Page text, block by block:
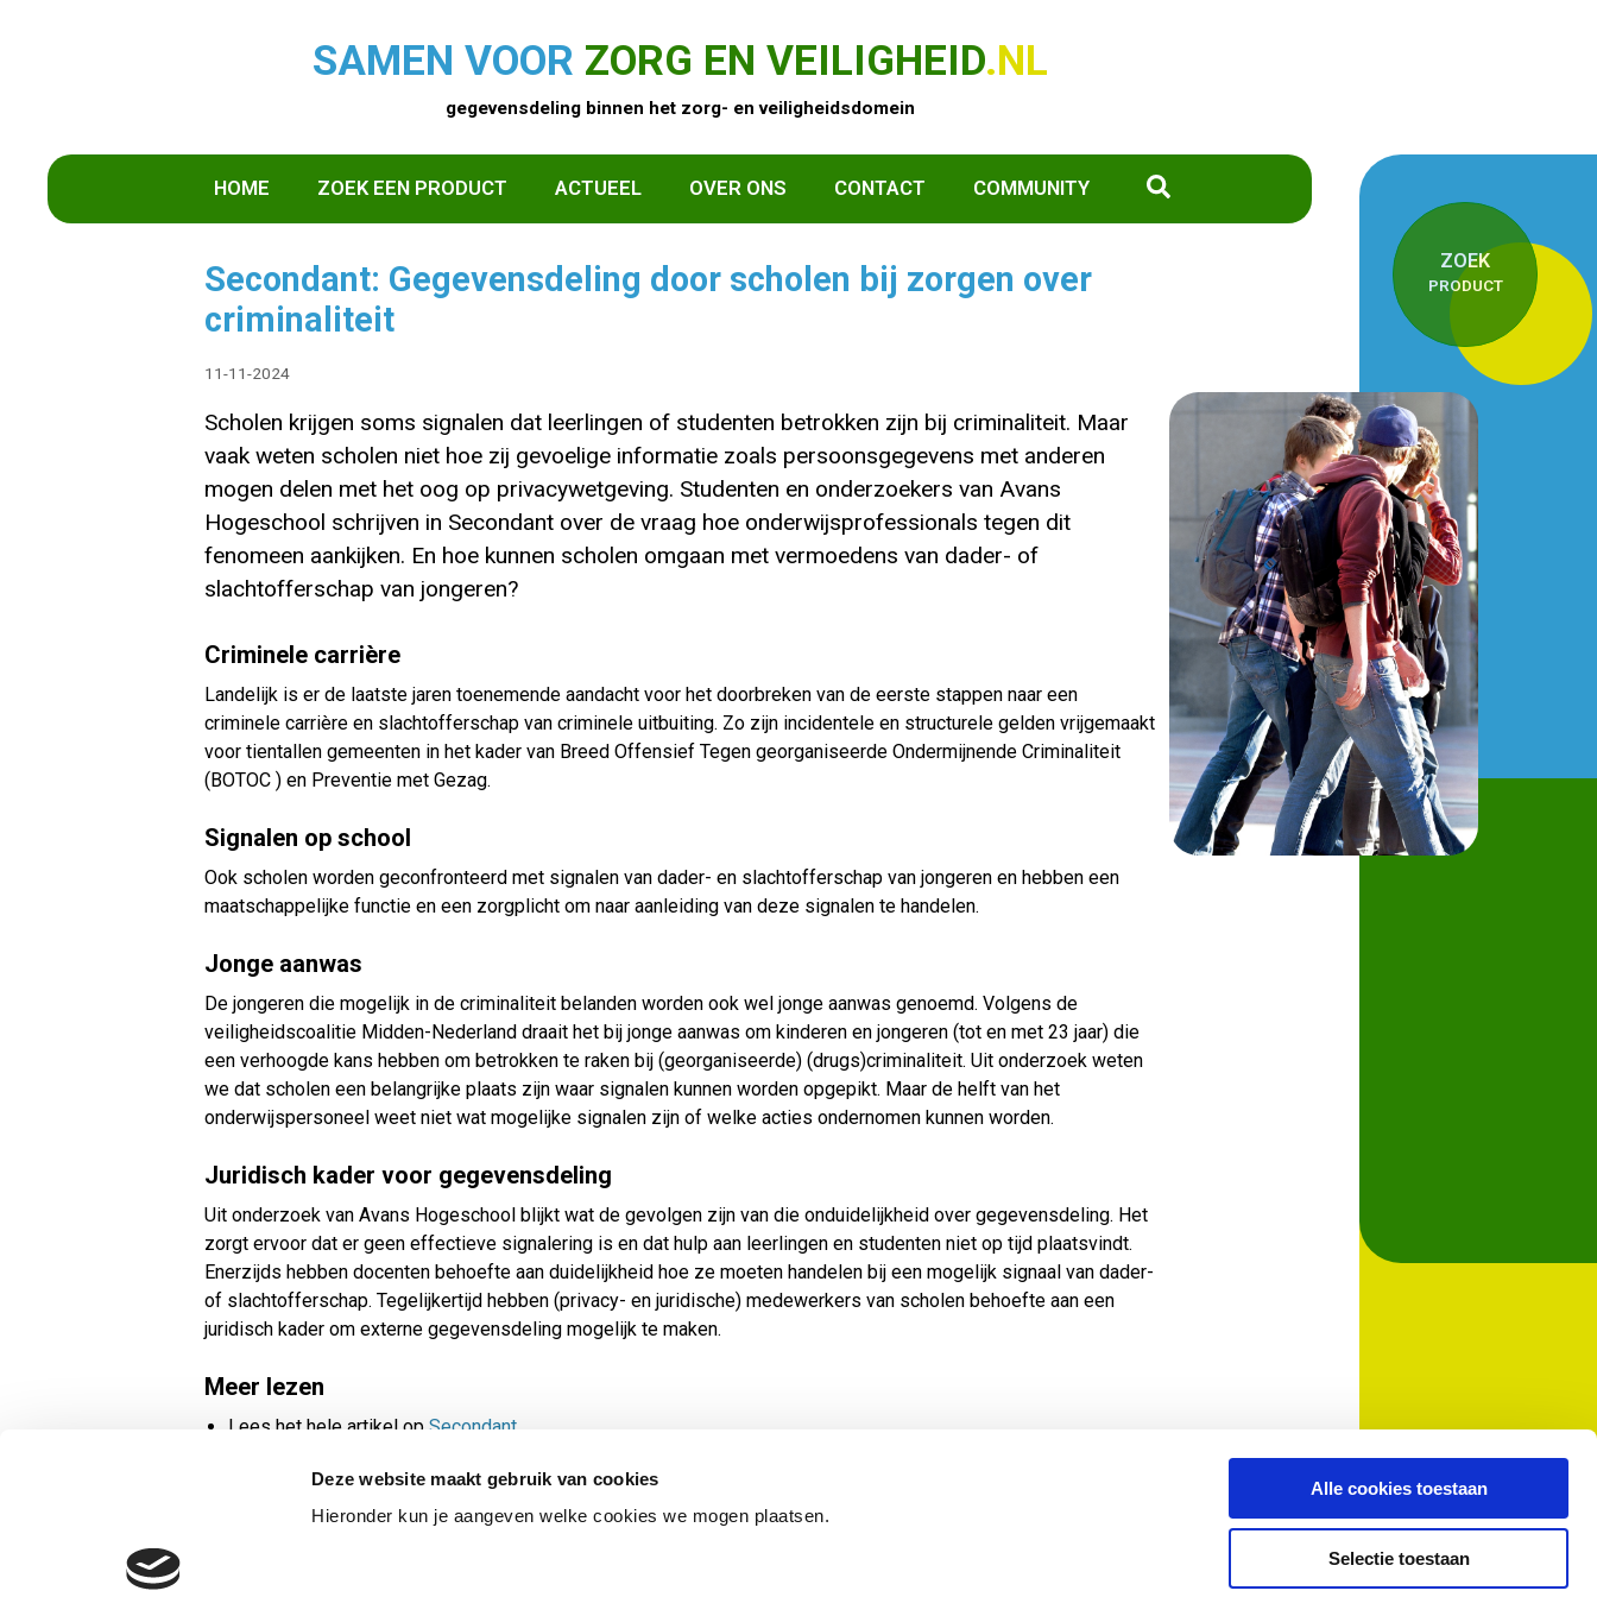
Deze website maakt gebruik van cookies
Hieronder kun je aangeven welke cookies we mogen plaatsen.
Alle cookies toestaan
Selectie toestaan
SAMEN VOOR ZORG EN VEILIGHEID.NL
gegevensdeling binnen het zorg- en veiligheidsdomein
HOME ZOEK EEN PRODUCT ACTUEEL OVER ONS CONTACT COMMUNITY
Secondant: Gegevensdeling door scholen bij zorgen over
criminaliteit
11-11-2024
Scholen krijgen soms signalen dat leerlingen of studenten betrokken zijn bij criminaliteit. Maar
vaak weten scholen niet hoe zij gevoelige informatie zoals persoonsgegevens met anderen
mogen delen met het oog op privacywetgeving. Studenten en onderzoekers van Avans
Hogeschool schrijven in Secondant over de vraag hoe onderwijsprofessionals tegen dit
fenomeen aankijken. En hoe kunnen scholen omgaan met vermoedens van dader- of
slachtofferschap van jongeren?
Criminele carrière
Landelijk is er de laatste jaren toenemende aandacht voor het doorbreken van de eerste stappen naar een
criminele carrière en slachtofferschap van criminele uitbuiting. Zo zijn incidentele en structurele gelden vrijgemaakt
voor tientallen gemeenten in het kader van Breed Offensief Tegen georganiseerde Ondermijnende Criminaliteit
(BOTOC ) en Preventie met Gezag.
Signalen op school
Ook scholen worden geconfronteerd met signalen van dader- en slachtofferschap van jongeren en hebben een
maatschappelijke functie en een zorgplicht om naar aanleiding van deze signalen te handelen.
Jonge aanwas
De jongeren die mogelijk in de criminaliteit belanden worden ook wel jonge aanwas genoemd. Volgens de
veiligheidscoalitie Midden-Nederland draait het bij jonge aanwas om kinderen en jongeren (tot en met 23 jaar) die
een verhoogde kans hebben om betrokken te raken bij (georganiseerde) (drugs)criminaliteit. Uit onderzoek weten
we dat scholen een belangrijke plaats zijn waar signalen kunnen worden opgepikt. Maar de helft van het
onderwijspersoneel weet niet wat mogelijke signalen zijn of welke acties ondernomen kunnen worden.
Juridisch kader voor gegevensdeling
Uit onderzoek van Avans Hogeschool blijkt wat de gevolgen zijn van die onduidelijkheid over gegevensdeling. Het
zorgt ervoor dat er geen effectieve signalering is en dat hulp aan leerlingen en studenten niet op tijd plaatsvindt.
Enerzijds hebben docenten behoefte aan duidelijkheid hoe ze moeten handelen bij een mogelijk signaal van dader-
of slachtofferschap. Tegelijkertijd hebben (privacy- en juridische) medewerkers van scholen behoefte aan een
juridisch kader om externe gegevensdeling mogelijk te maken.
Meer lezen
Lees het hele artikel op Secondant
ZOEK
PRODUCT